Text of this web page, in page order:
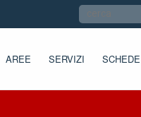
AREE SERVIZI SCHEDE